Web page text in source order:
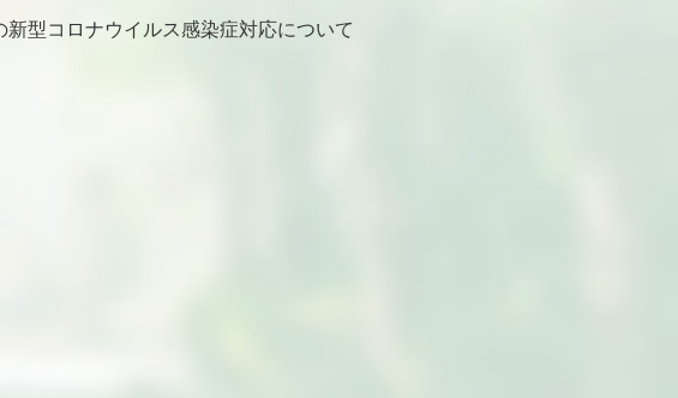
新型コロナウイルス感染症対応について